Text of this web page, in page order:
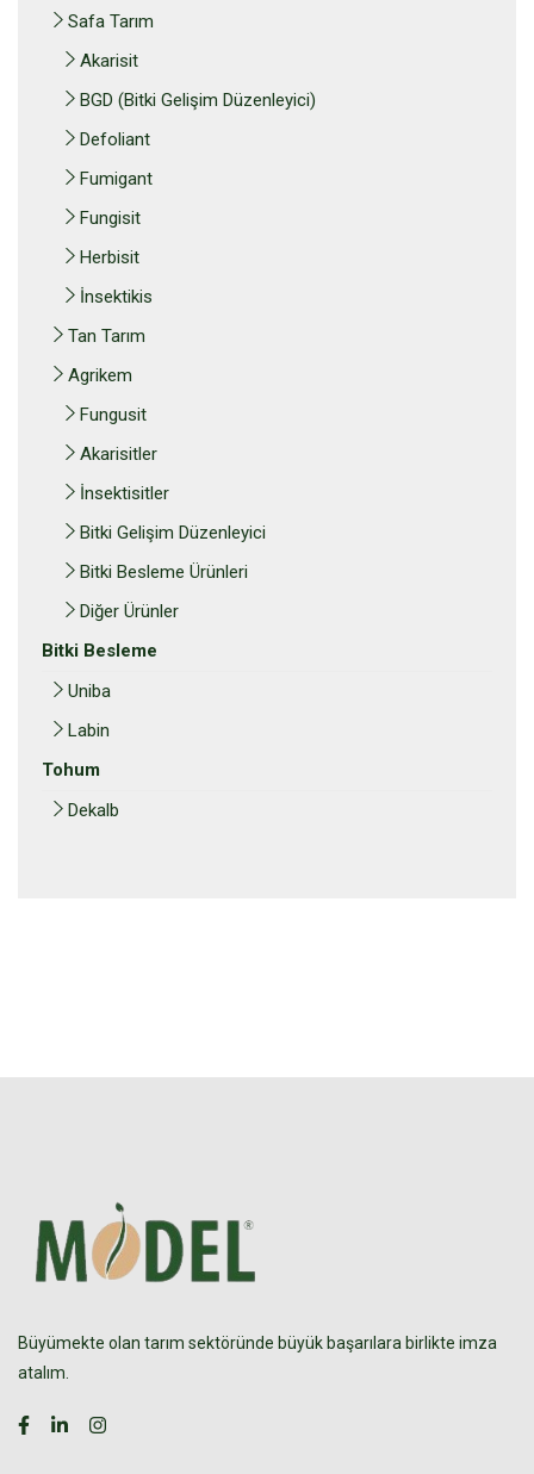
Safa Tarım
Akarisit
BGD (Bitki Gelişim Düzenleyici)
Defoliant
Fumigant
Fungisit
Herbisit
İnsektikis
Tan Tarım
Agrikem
Fungusit
Akarisitler
İnsektisitler
Bitki Gelişim Düzenleyici
Bitki Besleme Ürünleri
Diğer Ürünler
Bitki Besleme
Uniba
Labin
Tohum
Dekalb
Büyümekte olan tarım sektöründe büyük başarılara birlikte imza
atalım.